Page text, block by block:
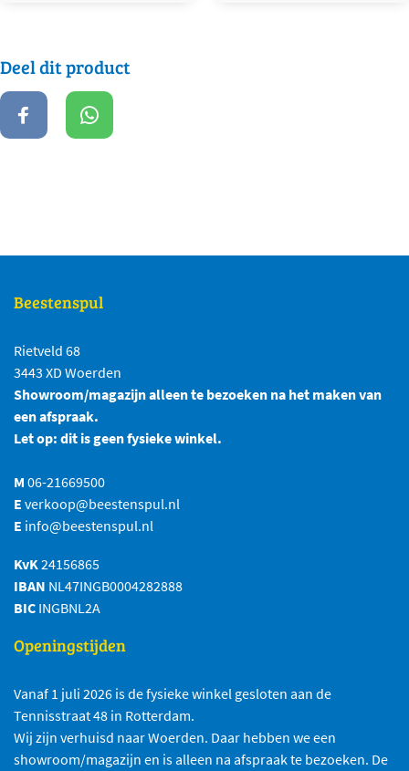
Deel dit product
Beestenspul
Rietveld 68
3443 XD Woerden
Showroom/magazijn alleen te bezoeken na het maken van
een afspraak.
Let op: dit is geen fysieke winkel.
M 06-21669500
E verkoop@beestenspul.nl
E info@beestenspul.nl
KvK24156865
IBAN NL47INGB0004282888
BIC INGBNL2A
Openingstijden
Vanaf 1 juli 2026 is de fysieke winkel gesloten aan de
Tennisstraat 48 in Rotterdam.
Wij zijn verhuisd naar Woerden. Daar hebben we een
showroom/magazijn en is alleen na afspraak te bezoeken. De